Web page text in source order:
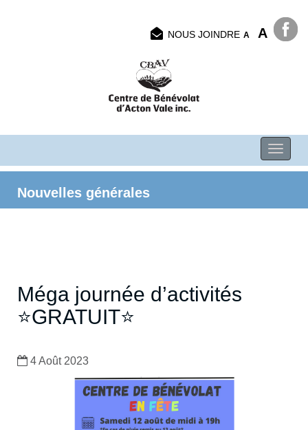
NOUS JOINDRE A A
Nouvelles générales
Méga journée d’activités
⭐GRATUIT⭐
4 Août 2023